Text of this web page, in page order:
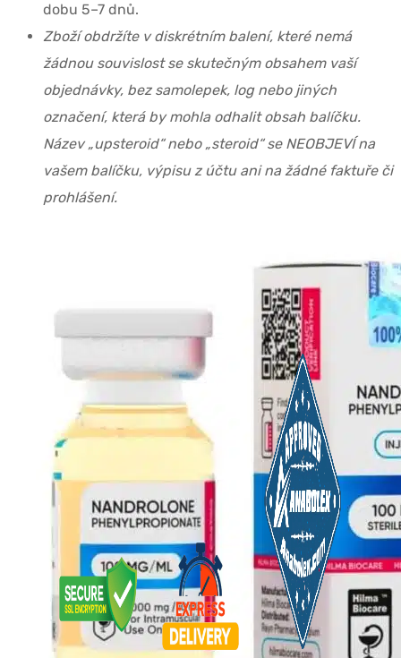
dobu 5–7 dnů.
Zboží obdržíte v diskrétním balení, které nemá
žádnou souvislost se skutečným obsahem vaší
objednávky, bez samolepek, log nebo jiných
označení, která by mohla odhalit obsah balíčku.
Název „upsteroid“ nebo „steroid“ se NEOBJEVÍ na
vašem balíčku, výpisu z účtu ani na žádné faktuře či
prohlášení.